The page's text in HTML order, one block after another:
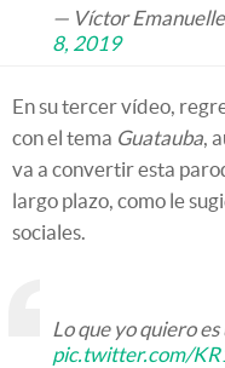
— Víctor
8, 2019
En su tercer vídeo,
con el tema Guatauba,
va a convertir esta
largo plazo, como le
sociales.
Lo que yo quiero es
pic.twitter.com/